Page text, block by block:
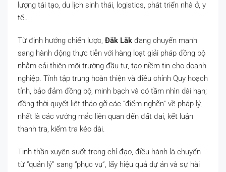
lượng tái tạo, du lịch sinh thái, logistics, phát triển nhà ở, y
tế…
Từ định hướng chiến lược, Đắk Lắk đang chuyển mạnh
sang hành động thực tiễn với hàng loạt giải pháp đồng bộ
nhằm cải thiện môi trường đầu tư, tạo niềm tin cho doanh
nghiệp. Tỉnh tập trung hoàn thiện và điều chỉnh Quy hoạch
tỉnh, bảo đảm đồng bộ, minh bạch và có tầm nhìn dài hạn;
đồng thời quyết liệt tháo gỡ các “điểm nghẽn” về pháp lý,
nhất là các vướng mắc liên quan đến đất đai, kết luận
thanh tra, kiểm tra kéo dài.
Tinh thần xuyên suốt trong chỉ đạo, điều hành là chuyển
từ “quản lý” sang “phục vụ”, lấy hiệu quả dự án và sự hài